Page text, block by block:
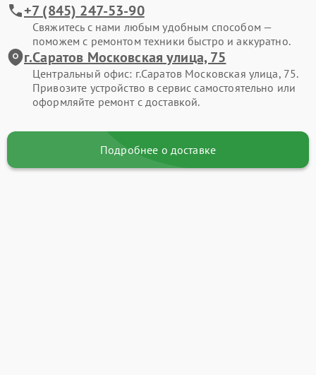
+7 (845) 247-53-90
Свяжитесь с нами любым удобным способом —
поможем с ремонтом техники быстро и аккуратно.
г.Саратов Московская улица, 75
Центральный офис: г.Саратов Московская улица, 75.
Привозите устройство в сервис самостоятельно или
оформляйте ремонт с доставкой.
Подробнее о доставке